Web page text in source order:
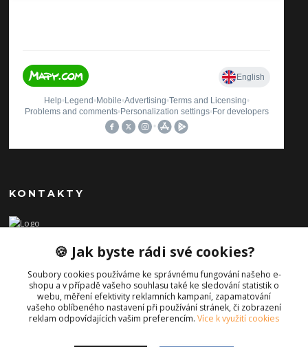
KONTAKTY
+420 606654169
(Po-Pá, 8-16 hod.)
info@iporiginal.cz
🍪 Jak byste rádi své cookies?
Soubory cookies používáme ke správnému fungování našeho e-
shopu a v případě vašeho souhlasu také ke sledování statistik o
webu, měření efektivity reklamních kampaní, zapamatování
vašeho oblíbeného nastavení při používání stránek, či zobrazení
reklam odpovídajících vašim preferencím. Více k využití cookies